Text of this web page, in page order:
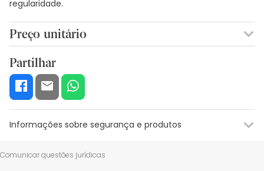
regularidade.
Preço unitário
Partilhar
Informações sobre segurança e produtos
Recursos de segurança visual
Comunicar questões jurídicas